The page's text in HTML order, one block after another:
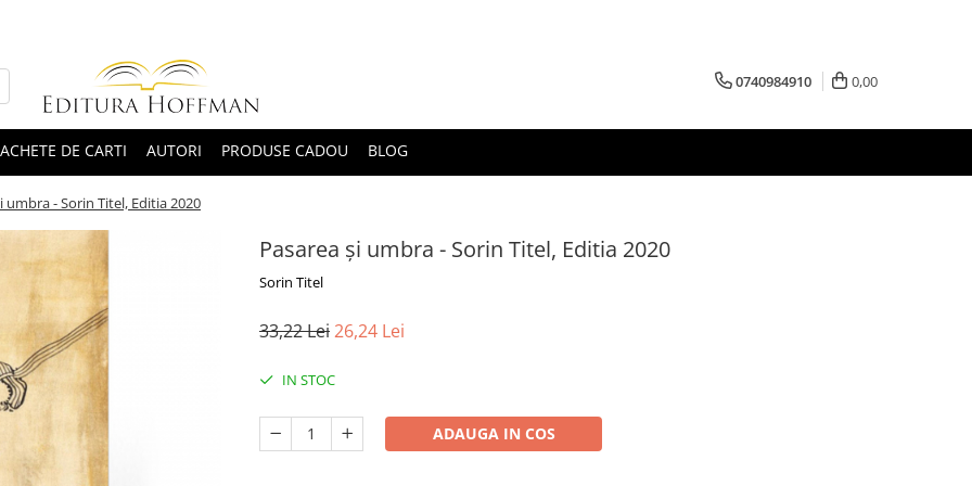
0740984910 0,00
DE CARTI AUTORI PRODUSE CADOU BLOG
umbra - Sorin Titel, Editia 2020
Pasarea și umbra - Sorin Titel, Editia 2020
Sorin Titel
33,22 Lei26,24 Lei
IN STOC
ADAUGA IN COS